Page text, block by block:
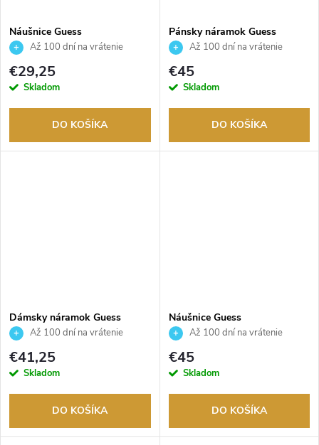
Náušnice Guess
JUBE05380JWYGT
Až 100 dní na vrátenie
tovaru. Autorizovaný predajca.
€29,25
Skladom
DO KOŠÍKA
Pánsky náramok Guess
JUMB05015JWSTS
Až 100 dní na vrátenie
tovaru. Autorizovaný predajca.
€45
Skladom
DO KOŠÍKA
Dámsky náramok Guess
JUBB05027JWYGS
Až 100 dní na vrátenie
tovaru. Autorizovaný predajca.
€41,25
Skladom
DO KOŠÍKA
Náušnice Guess
JUBE05021JWRHT
Až 100 dní na vrátenie
tovaru. Autorizovaný predajca.
€45
Skladom
DO KOŠÍKA